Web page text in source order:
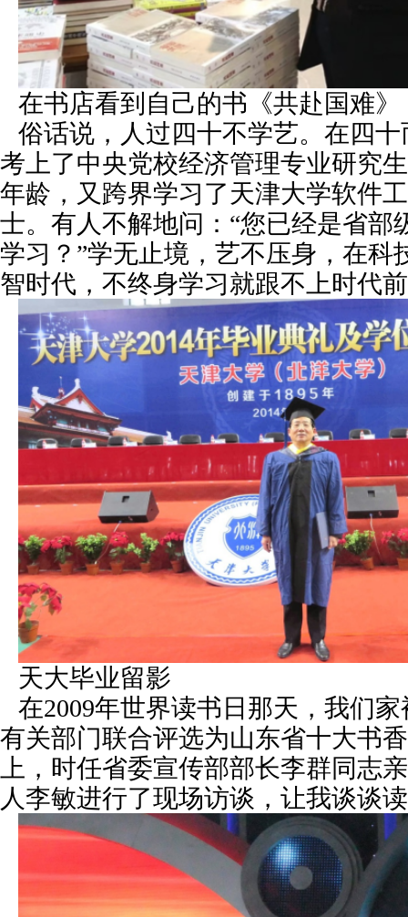
在书店看到自己的书《共赴国难》
俗话说，人过四十不学艺。在四
考上了中央党校经济管理专业研究
年龄，又跨界学习了天津大学软件
士。有人不解地问：“您已经是省部
学习？”学无止境，艺不压身，在科
智时代，不终身学习就跟不上时代
天大毕业留影
在2009年世界读书日那天，我们
有关部门联合评选为山东省十大书
上，时任省委宣传部部长李群同志
人李敏进行了现场访谈，让我谈谈